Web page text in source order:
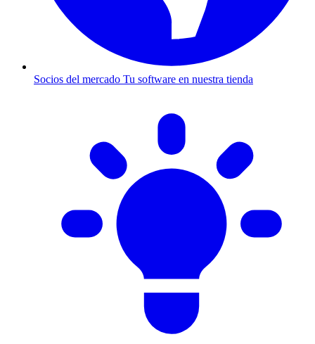
Socios del mercado Tu software en nuestra tienda